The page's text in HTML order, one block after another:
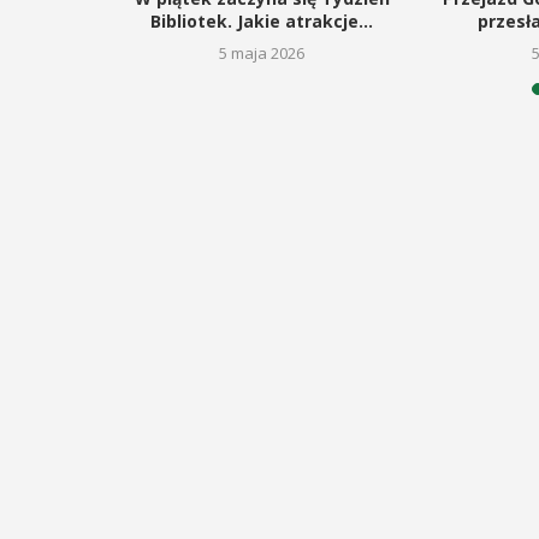
Bibliotek. Jakie atrakcje...
5 maja 2026